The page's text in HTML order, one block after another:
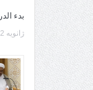
بدء
ژانویه 22, 2013